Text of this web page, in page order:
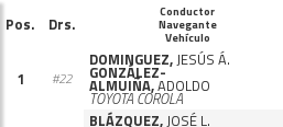
Pos. Drs.
Conductor
Navegante
Vehículo
1 #22
DOMINGUEZ,JESÚS Á.
GONZÁLEZ-
ALMUIÑA,ADOLDO
TOYOTA COROLA
BLÁZQUEZ,JOSÉ L.